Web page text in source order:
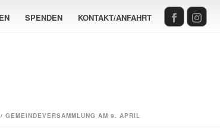
SPENDEN KONTAKT/ANFAHRT
/ GEMEINDEVERSAMMLUNG AM 9. APRIL